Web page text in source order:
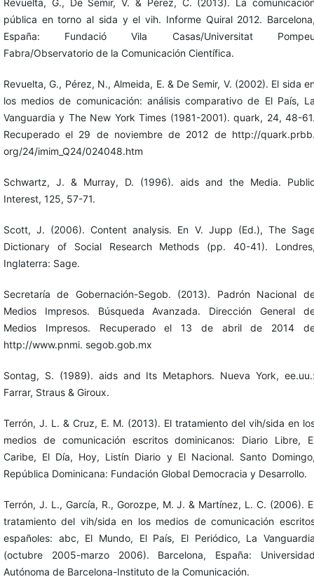
Revuelta, G., De Semir, V. & Pérez, C. (2013). La
pública en torno al sida y el vih. Informe Quiral 2012.
España: Fundació Vila Casas/Universitat
Fabra/Observatorio de la Comunicación Científica.
Revuelta, G., Pérez, N., Almeida, E. & De Semir, V. (2002). El sida
los medios de comunicación: análisis comparativo de El País,
Vanguardia y The New York Times (1981-2001). quark, 24, 48-
Recuperado el 29 de noviembre de 2012 de http://
org/24/imim_Q24/024048.htm
Schwartz, J. & Murray, D. (1996). aids and the Media.
Interest, 125, 57-71.
Scott, J. (2006). Content analysis. En V. Jupp (Ed.), The
Dictionary of Social Research Methods (pp. 40-41).
Inglaterra: Sage.
Secretaría de Gobernación-Segob. (2013). Padrón Nacional
Medios Impresos. Búsqueda Avanzada. Dirección General
Medios Impresos. Recuperado el 13 de abril de 2014
http://www.pnmi. segob.gob.mx
Sontag, S. (1989). aids and Its Metaphors. Nueva York,
Farrar, Straus & Giroux.
Terrón, J. L. & Cruz, E. M. (2013). El tratamiento del vih/sida en
medios de comunicación escritos dominicanos: Diario Libre,
Caribe, El Día, Hoy, Listín Diario y El Nacional. Santo
República Dominicana: Fundación Global Democracia y Desarrollo.
Terrón, J. L., García, R., Gorozpe, M. J. & Martínez, L. C. (2006).
tratamiento del vih/sida en los medios de comunicación
españoles: abc, El Mundo, El País, El Periódico, La
(octubre 2005-marzo 2006). Barcelona, España:
Autónoma de Barcelona-Instituto de la Comunicación.